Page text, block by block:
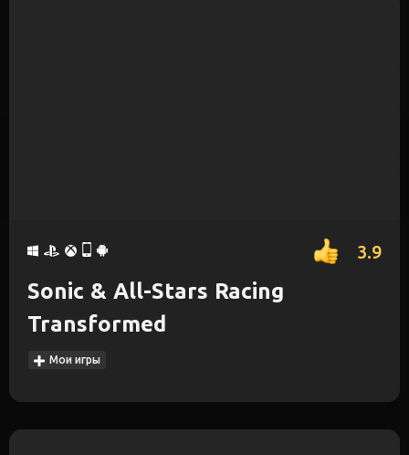
3.9
Sonic & All-Stars Racing
Transformed
Мои игры